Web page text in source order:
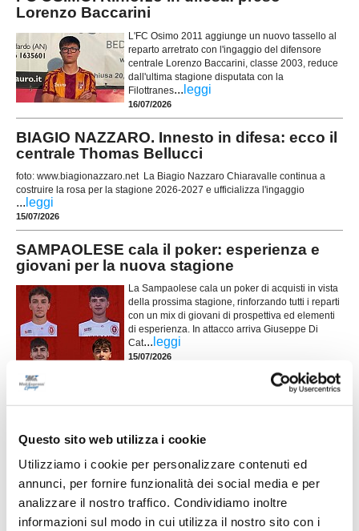
Questo sito web utilizza i cookie
Utilizziamo i cookie per personalizzare contenuti ed
annunci, per fornire funzionalità dei social media e per
analizzare il nostro traffico. Condividiamo inoltre
informazioni sul modo in cui utilizza il nostro sito con i
Lorenzo Baccarini
L'FC Osimo 2011 aggiunge un nuovo tassello al
reparto arretrato con l'ingaggio del difensore
centrale Lorenzo Baccarini, classe 2003, reduce
dall'ultima stagione disputata con la
Filottranes... leggi
16/07/2026
BIAGIO NAZZARO. Innesto in difesa: ecco il
centrale Thomas Bellucci
foto: www.biagionazzaro.net La Biagio Nazzaro Chiaravalle continua a
costruire la rosa per la stagione 2026-2027 e ufficializza l'ingaggio
... leggi
15/07/2026
SAMPAOLESE cala il poker: esperienza e
giovani per la nuova stagione
La Sampaolese cala un poker di acquisti in vista
della prossima stagione, rinforzando tutti i reparti
con un mix di giovani di prospettiva ed elementi
di esperienza. In attacco arriva Giuseppe Di
Cat... leggi
15/07/2026
LEONESSA MONTORO. Tanti volti nuovi per
La Leonessa Montoro è molto attiva sul mercato e
presenta i primi acquisti in vista della prossima
stagione. Il direttore sportivo Giancarlo Tateo ha
costruito una rosa che unisce giovani di
prospettiva ed elemen...leggi